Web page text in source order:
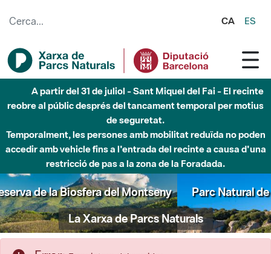
CA ES
Fins al desembre de 2026 - Parc Fluvial Besòs -
Afectacions a la llera del Parc Fluvial del Besòs degut a
obres de construcció d'una passera sobre el riu
Parc Natural de Sant Llorenç del Munt i l'Obac
La Xarxa de Parcs Naturals
Error: Error intern del servidor
S'ha produït un error mentre s'accedia als recursos que heu